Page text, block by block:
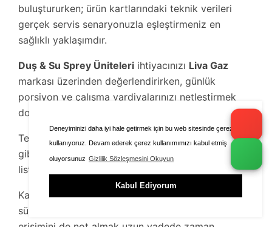
Deneyiminizi daha iyi hale getirmek için bu web sitesinde çerezleri
kullanıyoruz. Devam ederek çerez kullanımımızı kabul etmiş
oluyorsunuz Gizlilik Sözleşmesini Okuyun
Kabul Ediyorum
buluştururken; ürün kartlarındaki teknik verileri
gerçek servis senaryonuzla eşleştirmeniz en
sağlıklı yaklaşımdır.
Duş & Su Sprey Üniteleri ihtiyacınızı Liva Gaz
markası üzerinden değerlendirirken, günlük
porsiyon ve çalışma vardiyalarınızı netleştirmek
doğru kapasiteyi bulmayı kolaylaştırır.
Tezgâh ölçüsü, enerji bağlantısı ve servis erişimi
gibi lojistik detaylar, kurulum öncesi kontrol
listesinde mutlaka yer almalıdır.
Karşılaştırma yaparken sadece fiyat yerine garanti
süresi, yedek parça kodları ve kullanım kılavuzu